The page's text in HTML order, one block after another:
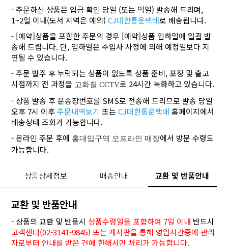
- 주문하신 상품은 입금 확인 당일 (또는 익일) 발송해 드리며,
1~2일 이내(도서 지역은 예외)CJ대한통운택배로 배송됩니다.
- [예약]상품을 포함한 주문의 경우 [예약]상품 입하일에 일괄 발
송해 드립니다. 단, 입하일은 수입사 사정에 의해 예정일보다 지
연될 수 있습니다.
- 주문 발주 후 누락되는 상품이 없도록 상품 준비, 포장 및 출고
시점까지 전 과정을 고화질 CCTV로 24시간 녹화하고 있습니다.
- 상품 발송 후 운송장번호를 SMS로 전송해 드리므로 발송 당일
오후 7시 이후주문내역보기 또는CJ대한통운택배 홈페이지에서
배송상태 조회가 가능합니다.
- 온라인 주문 후에 홍대입구역 오프라인 매장에서 방문 수령도
가능합니다.
상품상세정보 배송안내 교환 및 반품안내
교환 및 반품안내
- 상품의 교환 및 반품시 상품수령일을 포함하여 7일 이내 반드시
고객센터(02-3141-9845) 또는 게시판을 통해 영업시간중에 관리
자로부터 안내를 받은 건에 한해서만 처리가 가능합니다.